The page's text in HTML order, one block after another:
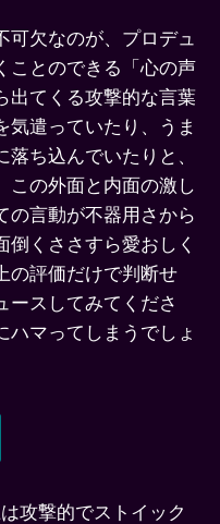
可欠なのが、プロデュ
ことのできる「心の声
出てくる攻撃的な言葉
気遣っていたり、うま
ち込んでいたりと、
この外面と内面の激し
の言動が不器用さから
くささすら愛おしく
の評価だけで判断せ
ースしてみてくださ
ハマってしまうでしょ
攻撃的でストイック